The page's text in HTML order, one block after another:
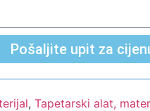
Pošaljite upit za
, Tapetarski alat,